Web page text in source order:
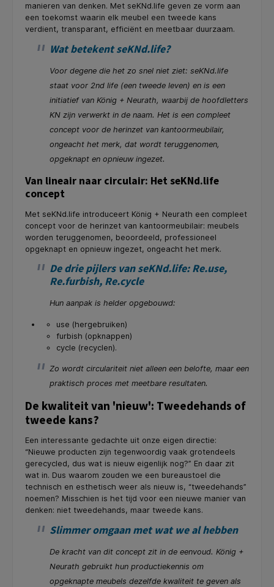
manieren van denken. Met seKNd.life geven ze vorm aan
een toekomst waarin elk meubel een tweede kans
verdient, transparant, efficiënt en meetbaar duurzaam.
Wat betekent seKNd.life?
Voor degene die het zo snel niet ziet: seKNd.life
staat voor 2nd life (een tweede leven) en is een
initiatief van König + Neurath, waarbij de hoofdletters
KN zijn verwerkt in de naam. Het is een compleet
concept voor de herinzet van kantoormeubilair,
ongeacht het merk, dat wordt teruggenomen,
opgeknapt en opnieuw ingezet.
Van lineair naar circulair: Het seKNd.life
concept
Met seKNd.life introduceert König + Neurath een compleet
concept voor de herinzet van kantoormeubilair: meubels
worden teruggenomen, beoordeeld, professioneel
opgeknapt en opnieuw ingezet, ongeacht het merk.
De drie pijlers van seKNd.life: Re.use,
Re.furbish, Re.cycle
Hun aanpak is helder opgebouwd:
use (hergebruiken)
furbish (opknappen)
cycle (recyclen).
Zo wordt circulariteit niet alleen een belofte, maar een
praktisch proces met meetbare resultaten.
De kwaliteit van 'nieuw': Tweedehands of
tweede kans?
Een interessante gedachte uit onze eigen directie:
“Nieuwe producten zijn tegenwoordig vaak grotendeels
gerecycled, dus wat is nieuw eigenlijk nog?” En daar zit
wat in. Dus waarom zouden we een bureaustoel die
technisch en esthetisch weer als nieuw is, “tweedehands”
noemen? Misschien is het tijd voor een nieuwe manier van
denken: niet tweedehands, maar tweede kans.
Slimmer omgaan met wat we al hebben
De kracht van dit concept zit in de eenvoud. König +
Neurath gebruikt hun productiekennis om
opgeknapte meubels dezelfde kwaliteit te geven als